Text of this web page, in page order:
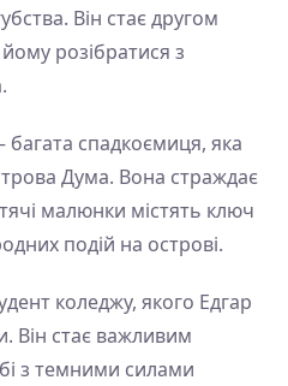
Він стає другом
розібратися з
спадкоємиця, яка
Дума. Вона страждає
малюнки містять ключ
подій на острові.
коледжу, якого Едгар
Він стає важливим
з темними силами